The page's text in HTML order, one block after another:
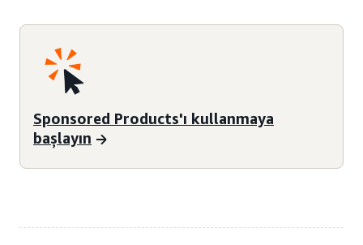
Sponsored Products'ı kullanmaya
başlayın